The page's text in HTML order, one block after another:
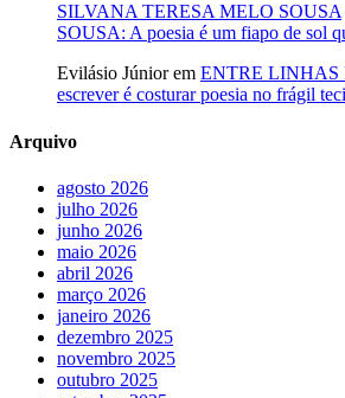
SILVANA TERESA MELO SOUSA
SOUSA: A poesia é um fiapo de sol
Evilásio Júniorem ENTRE LINHAS
escrever é costurar poesia no frágil
Arquivo
agosto 2026
julho 2026
junho 2026
maio 2026
abril 2026
março 2026
janeiro 2026
dezembro 2025
novembro 2025
outubro 2025